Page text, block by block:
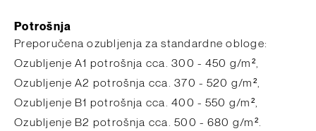
Potrošnja
Preporučena ozubljenja za standardne obloge:
Ozubljenje A1 potrošnja cca. 300 - 450 g/m²,
Ozubljenje A2 potrošnja cca. 370 - 520 g/m²,
Ozubljenje B1 potrošnja cca. 400 - 550 g/m²,
Ozubljenje B2 potrošnja cca. 500 - 680 g/m².